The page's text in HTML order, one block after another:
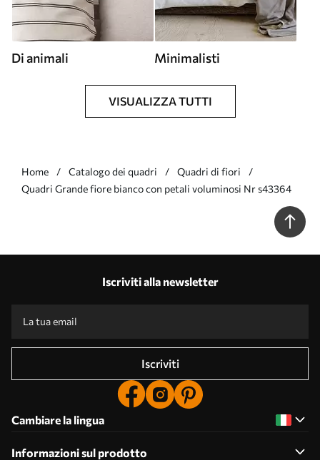
Di animali Minimalisti
VISUALIZZA TUTTI
Home Catalogo dei quadri
Quadri di fiori
Quadri Grande fiore bianco con petali voluminosi Nr s43364
Iscriviti alla newsletter
Iscriviti
Cambiare la lingua
Informazioni sul prodotto